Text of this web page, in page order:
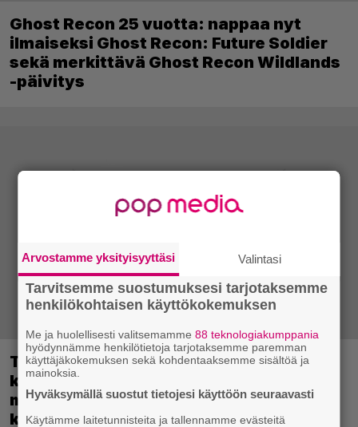
Ghost Recon 25 vuotta: nappaa nyt
ilmaiseksi Ghost Recon: Future Soldier
sekä merkittävä Ghost Recon Wildlands
-päivitys
Tulevassa ajopelissä voi kokea
kyytipalveluyrittäjän arjen – jokaisella
matkustajalla on oma hulvaton,
koskettava tai outo tarinansa
Arvostamme yksityisyyttäsi Valintasi
Tarvitsemme suostumuksesi tarjotaksemme
henkilökohtaisen käyttökokemuksen
Me ja huolellisesti valitsemamme88 teknologiakumppania
hyödynnämme henkilötietoja tarjotaksemme paremman
käyttäjäkokemuksen sekä kohdentaaksemme sisältöä ja
mainoksia.
Hyväksymällä suostut tietojesi käyttöön seuraavasti
Käytämme laitetunnisteita ja tallennamme evästeitä